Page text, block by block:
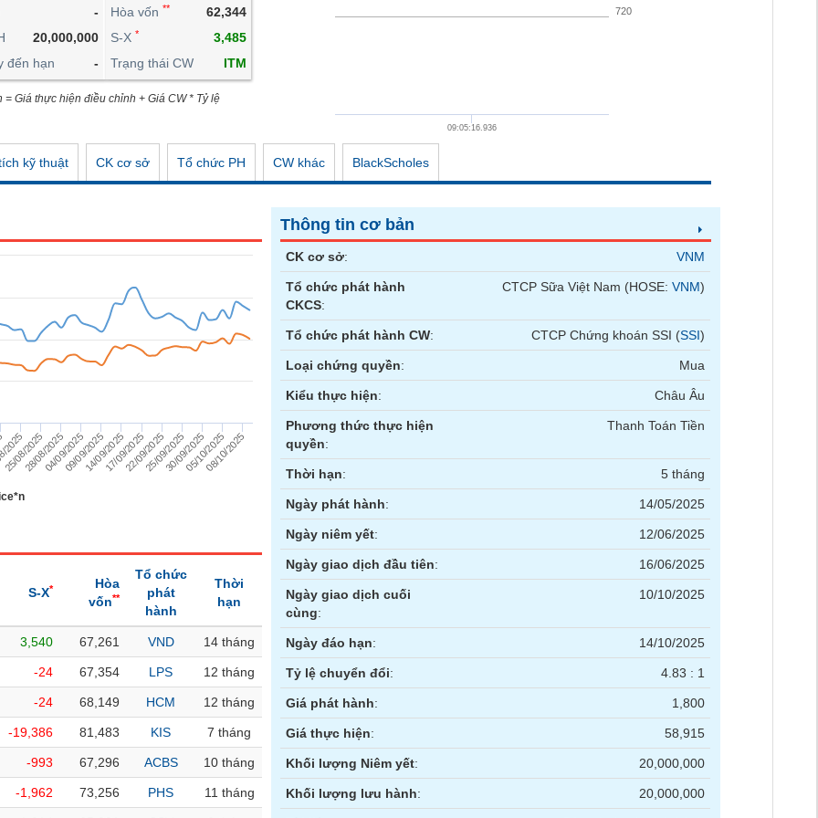
-
20,000,000
đến hạn
-
Hòa vốn **
62,344
S-X *
3,485
Trạng thái CW
ITM
Giá thực hiện điều chỉnh + Giá CW * Tỷ lệ
09:05:16.936
720
kỹ thuật CK cơ sở Tổ chức PH CW khác BlackScholes
25/08/202528/08/202504/09/202509/09/202514/09/202517/09/202522/09/202525/09/202530/09/202505/10/2025
08/10/2025
S-X*
Hòa
vốn**
Tổ chức
phát
hành
Thời
hạn
3,540 67,261 VND 14 tháng
-24 67,354 LPS 12 tháng
-24 68,149 HCM 12 tháng
-19,386 81,483 KIS 7 tháng
-993 67,296 ACBS 10 tháng
-1,962 73,256 PHS 11 tháng
Thông tin cơ bản
CK cơ sở: VNM
Tổ chức phát hành
CKCS:
CTCP Sữa Việt Nam (HOSE:VNM)
Tổ chức phát hành CW: CTCP Chứng khoán SSI (SSI)
Loại chứng quyền: Mua
Kiểu thực hiện: Châu Âu
Phương thức thực hiện
quyền:
Thanh Toán Tiền
Thời hạn: 5 tháng
Ngày phát hành: 14/05/2025
Ngày niêm yết: 12/06/2025
Ngày giao dịch đầu tiên: 16/06/2025
Ngày giao dịch cuối
cùng:
10/10/2025
Ngày đáo hạn: 14/10/2025
Tỷ lệ chuyển đổi: 4.83 : 1
Giá phát hành: 1,800
Giá thực hiện: 58,915
Khối lượng Niêm yết: 20,000,000
Khối lượng lưu hành: 20,000,000
CÔNG CỤ ĐẦU TƯ
XUẤT DỮ LIỆU
TIN MỚI
Hợp đồng tương lai Trái phiếu